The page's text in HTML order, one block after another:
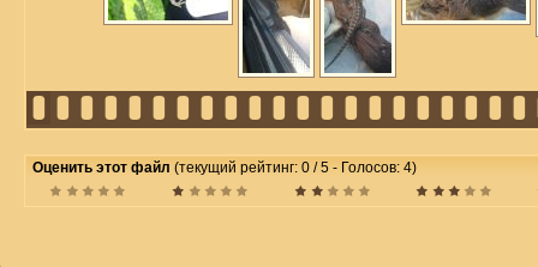
Оценить этот файл (текущий рейтинг: 0 / 5 - Голосов: 4)